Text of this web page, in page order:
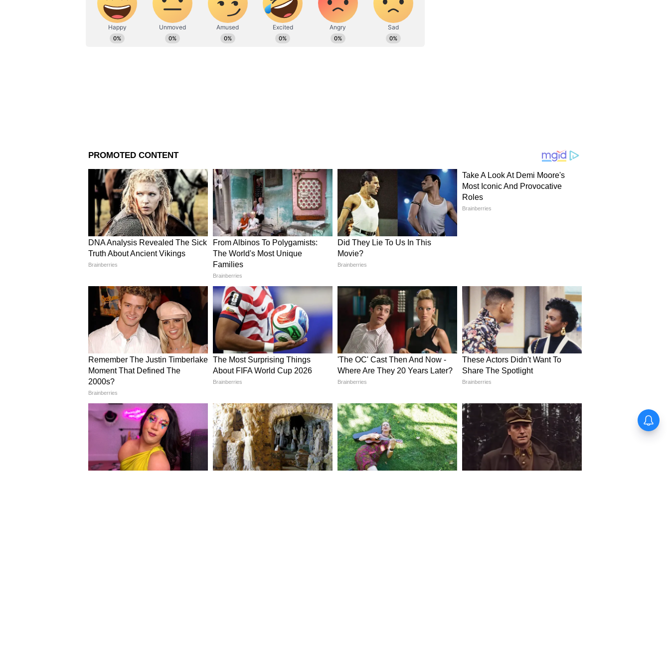
টাকা ছাড়িয়ে গেছে৷ মোবাইল ফোনের জন্য পারফরম্যান্স-লিঙ্কড ইনসেনটিভ (PLI) স্কিমের
অসামান্য কর্মক্ষমতা উত্পাদন এবং রপ্তানি বৃদ্ধিতে এই সাফল্যকে অনুকরণ করতে অন্যান্য
ইলেকট্রনিক অংশগুলির জন্য একটি অনুপ্রেরণা হিসাবে কাজ করে।
নতুন আইফোন মডেল একত্রিত করতে এবং ক্রমবর্ধমান সংখ্যক উপাদান তৈরি করতে
সরবরাহকারীদের সাথে কাজ করেছে।
এর আগে, দিল্লিতে অ্যাপলের দ্বিতীয় স্টোর লঞ্চের আগে, সিইও টিম কুক আজ সন্ধ্যায়
প্রধানমন্ত্রী নরেন্দ্র মোদির সাথে দেখা করেছেন। এই সংস্থাটি ইতিবাচক প্রভাব প্রযুক্তি
সম্পর্কে তার দৃষ্টিভঙ্গি শেয়ার করেছে এবং সারা দেশে বিনিয়োগ করতে প্রতিশ্রুতিবদ্ধ।
নরেন্দ্র মোদীর সঙ্গে সাক্ষাতের পর টুইটারে মোদী সরকারের ভূয়োসী প্রসংশা করলেন
অ্যাপেলের সিইও।
অ্যাপলের সিইও টিম কুক তার উষ্ণ অভ্যর্থনার জন্য প্রধানমন্ত্রী নরেন্দ্র মোদিকে ধন্যবাদ
বিনিয়োগে প্রতিশ্রুতিবদ্ধ। টিম কুকের জবাবে টুইটারে ধন্যবাদ জানালেন প্রধানমন্ত্রী। তিনি
লিখেছেন,'আপনার সাথে দেখা করতে পেরে খুবই আনন্দিত। বিভিন্ন বিষয়ে মতামত বিনিময়
করতে এবং ভারতে প্রযুক্তি-চালিত রূপান্তরগুলি হাইলাইট করতে পেরে আপ্লুত।'